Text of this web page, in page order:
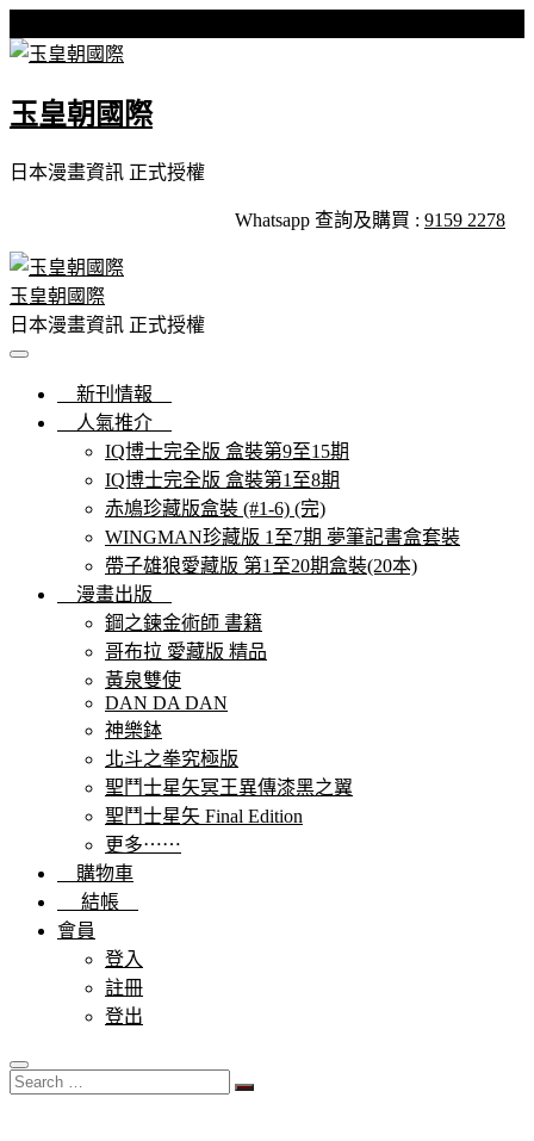
to
content
玉皇朝國際
日本漫畫資訊 正式授權
Whatsapp 查詢及購買 : 9159 2278
玉皇朝國際
日本漫畫資訊 正式授權
新刊情報
人氣推介
IQ博士完全版 盒裝第9至15期
IQ博士完全版 盒裝第1至8期
赤鳩珍藏版盒裝 (#1-6) (完)
WINGMAN珍藏版 1至7期 夢筆記書盒套裝
帶子雄狼愛藏版 第1至20期盒裝(20本)
漫畫出版
鋼之鍊金術師 書籍
哥布拉 愛藏版 精品
黃泉雙使
DAN DA DAN
神樂鉢
北斗之拳究極版
聖鬥士星矢冥王異傳漆黑之翼
聖鬥士星矢 Final Edition
更多⋯⋯
購物車
結帳
會員
登入
註冊
登出
Search
…